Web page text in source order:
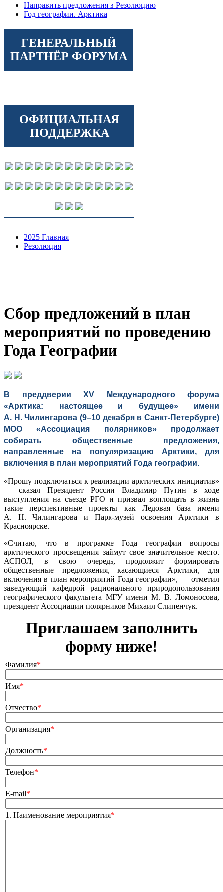
Направить предложения в Резолюцию
Год географии. Арктика
ГЕНЕРАЛЬНЫЙ
ПАРТНЁР ФОРУМА
ОФИЦИАЛЬНАЯ
ПОДДЕРЖКА
2025 Главная
Резолюция
Сбор предложений в план
мероприятий по проведению
Года Географии
В преддверии XV Международного форума
«Арктика: настоящее и будущее» имени
А. Н. Чилингарова (9–10 декабря в Санкт-Петербурге)
МОО «Ассоциация полярников» продолжает
собирать общественные предложения,
направленные на популяризацию Арктики, для
включения в план мероприятий Года географии.
«Прошу подключаться к реализации арктических инициатив»
— сказал Президент России Владимир Путин в ходе
выступления на съезде РГО и призвал воплощать в жизнь
такие перспективные проекты как Ледовая база имени
А. Н. Чилингарова и Парк-музей освоения Арктики в
Красноярске.
«Считаю, что в программе Года географии вопросы
арктического просвещения займут свое значительное место.
АСПОЛ, в свою очередь, продолжит формировать
общественные предложения, касающиеся Арктики, для
включения в план мероприятий Года географии», — отметил
заведующий кафедрой рационального природопользования
географического факультета МГУ имени М. В. Ломоносова,
президент Ассоциации полярников Михаил Слипенчук.
Приглашаем заполнить
форму ниже!
Фамилия*
Имя*
Отчество*
Организация*
Должность*
Телефон*
E-mail*
1. Наименование мероприятия*